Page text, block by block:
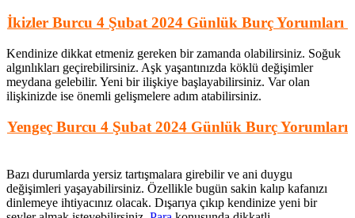
İkizler Burcu 4 Şubat 2024 Günlük Burç Yorumları
Kendinize dikkat etmeniz gereken bir zamanda olabilirsiniz. Soğuk
algınlıkları geçirebilirsiniz. Aşk yaşantınızda köklü değişimler
meydana gelebilir. Yeni bir ilişkiye başlayabilirsiniz. Var olan
ilişkinizde ise önemli gelişmelere adım atabilirsiniz.
Yengeç Burcu 4 Şubat 2024 Günlük Burç Yorumları
Bazı durumlarda yersiz tartışmalara girebilir ve ani duygu
değişimleri yaşayabilirsiniz. Özellikle bugün sakin kalıp kafanızı
dinlemeye ihtiyacınız olacak. Dışarıya çıkıp kendinize yeni bir